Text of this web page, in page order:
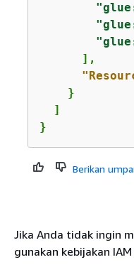
      ],
    }
  ]
}
Berikan
Jika Anda tidak ingin
gunakan kebijakan